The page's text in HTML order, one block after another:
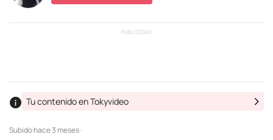
PUBLICIDAD
Subidohace 3 meses ·
Tu contenido en Tokyvideo